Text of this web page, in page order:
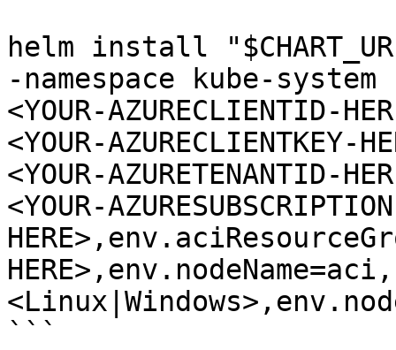
helm install
-namespace kube-
<YOUR-AZURECLIENTID-
<YOUR-
<YOUR-
<YOUR-
```